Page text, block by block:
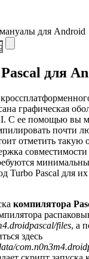
для Android
для
графическая
С ее помощью вы
почти
отметить такую
Turbo Pascal для
компилятора
files, а
здесь